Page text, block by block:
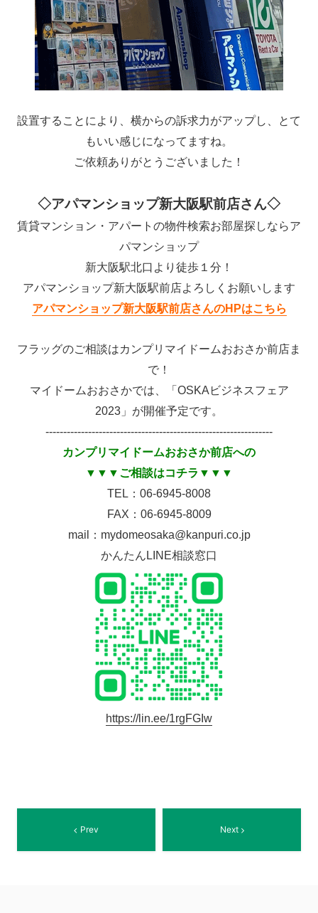
設置することにより、横からの訴求力がアップし、とて
もいい感じになってますね。
ご依頼ありがとうございました！
◇アパマンショップ新大阪駅前店さん◇
賃貸マンション・アパートの物件検索お部屋探しならア
パマンショップ
新大阪駅北口より徒歩１分！
アパマンショップ新大阪駅前店よろしくお願いします
アパマンショップ新大阪駅前店さんのHPはこちら
フラッグのご相談はカンプリマイドームおおさか前店ま
で！
マイドームおおさかでは、「OSKAビジネスフェア
2023」が開催予定です。
----------------------------------------------------------------
カンプリマイドームおおさか前店への
▼▼▼ご相談はコチラ▼▼▼
TEL：06-6945-8008
FAX：06-6945-8009
mail：mydomeosaka@kanpuri.co.jp
かんたんLINE相談窓口
https://lin.ee/1rgFGIw
Prev Next